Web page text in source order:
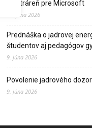
elektráreň pre Microsoft
15. júna 2026
Prednáška o jadrovej
študentov aj pedagógov
9. júna 2026
Povolenie jadrového
9. júna 2026